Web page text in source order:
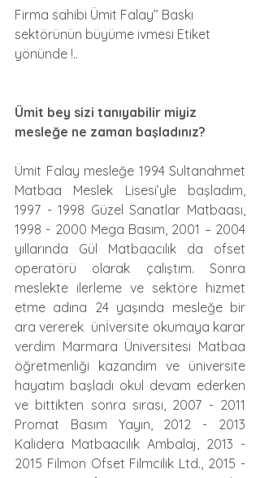
Firma sahibi Ümit Falay’’ Baskı
sektörünün büyüme ivmesi Etiket
yönünde !..
Ümit bey sizi tanıyabilir miyiz
mesleğe ne zaman başladınız?
Ümit Falay mesleğe 1994 Sultanahmet
Matbaa Meslek Lisesi’yle başladım,
1997 - 1998 Güzel Sanatlar Matbaası,
1998 - 2000 Mega Basım, 2001 – 2004
yıllarında Gül Matbaacılık da ofset
operatörü olarak çalıştım. Sonra
meslekte ilerleme ve sektöre hizmet
etme adına 24 yaşında mesleğe bir
ara vererek  ünİversite okumaya karar
verdim Marmara Üniversitesi Matbaa
öğretmenliği kazandım ve üniversite
hayatım başladı okul devam ederken
ve bittikten sonra sırası, 2007 - 2011
Promat Basım Yayın, 2012 - 2013
Kalidera Matbaacılık Ambalaj, 2013 -
2015 Filmon Ofset Filmcilik Ltd., 2015 -